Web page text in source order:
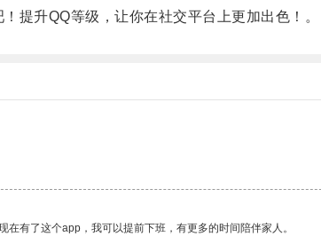
升QQ等级，让你在社交平台上更加出色！。
有了这个app，我可以提前下班，有更多的时间陪伴家人。